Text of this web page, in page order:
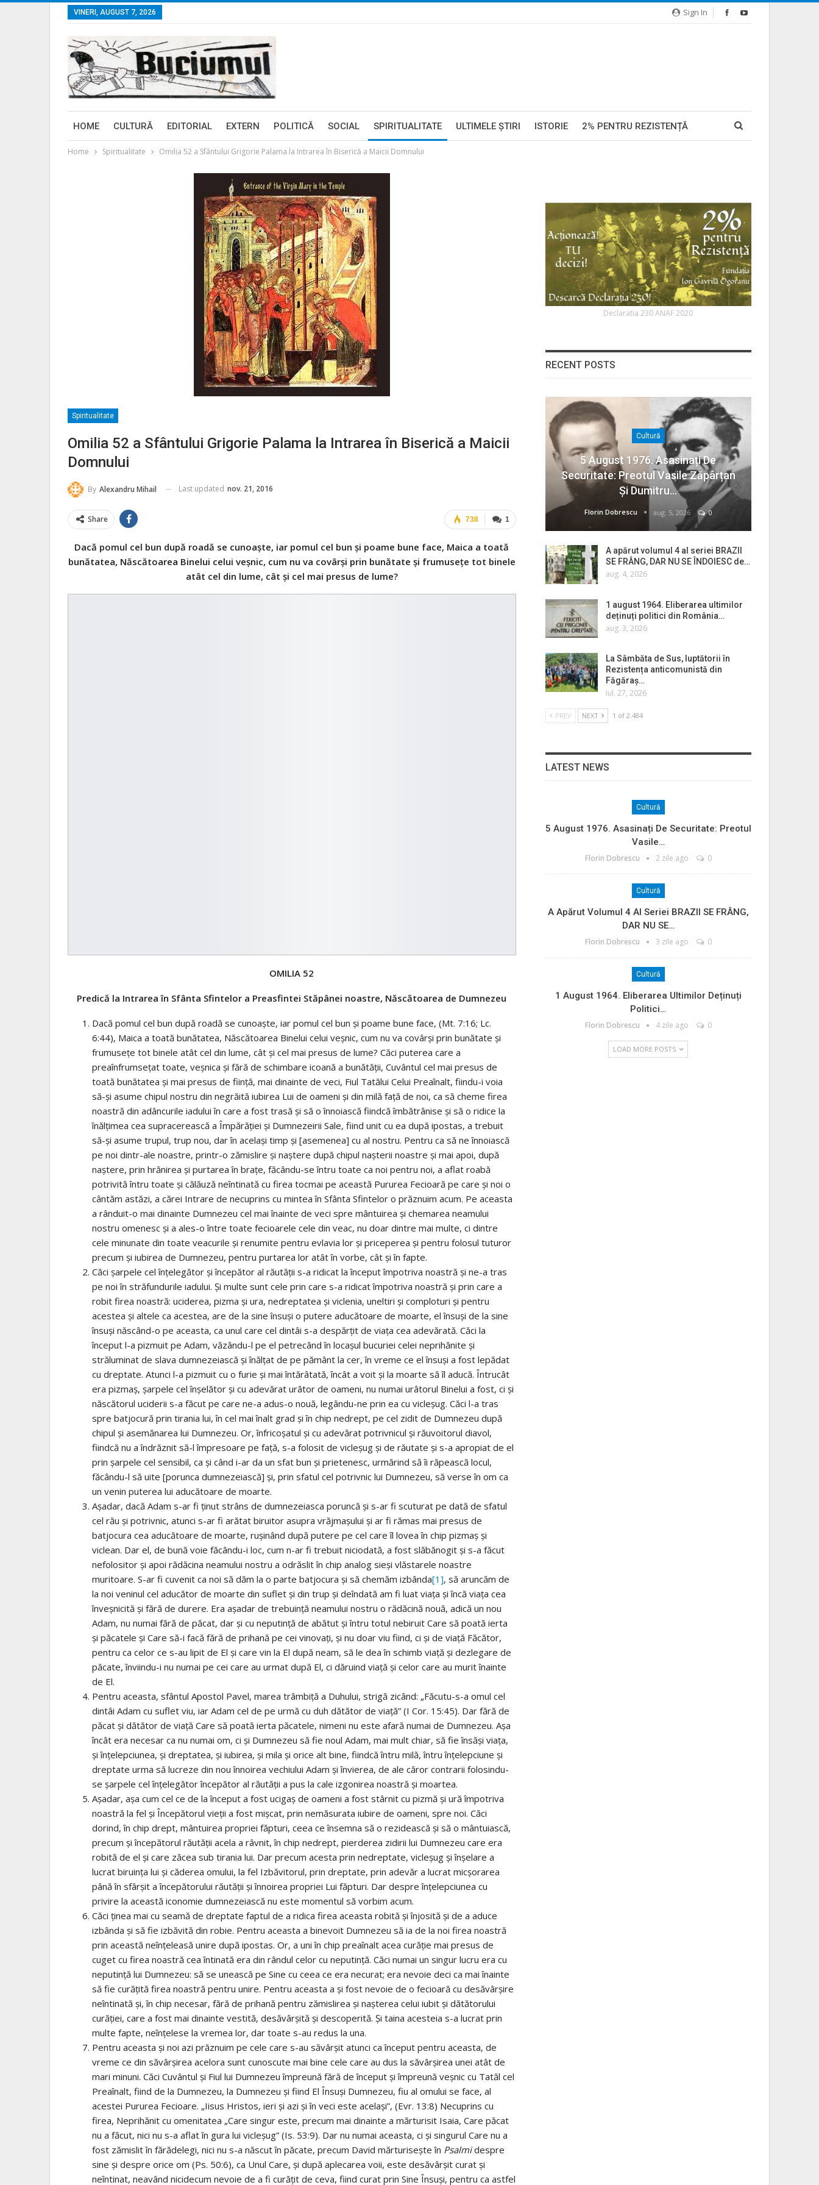
Sign In
VINERI, AUGUST 7, 2026
HOME CULTURĂ EDITORIAL EXTERN POLITICĂ SOCIAL SPIRITUALITATE ULTIMELE ŞTIRI ISTORIE 2% PENTRU REZISTENȚĂ
Home Spiritualitate Omilia 52 a Sfântului Grigorie Palama la Intrarea în Biserică a Maicii Domnului
Spiritualitate
Omilia 52 a Sfântului Grigorie Palama la Intrarea în Biserică a Maicii
Domnului
By Alexandru Mihail Last updated nov. 21, 2016
1
738
Share
Dacă pomul cel bun după roadă se cunoaşte, iar pomul cel bun şi poame bune face, Maica a toată
bunătatea, Născătoarea Binelui celui veşnic, cum nu va covârşi prin bunătate şi frumuseţe tot binele
atât cel din lume, cât şi cel mai presus de lume?
OMILIA 52
Predică la Intrarea în Sfânta Sfintelor a Preasfintei Stăpânei noastre, Născătoarea de Dumnezeu
Dacă pomul cel bun după roadă se cunoaşte, iar pomul cel bun şi poame bune face, (Mt. 7:16; Lc.
6:44), Maica a toată bunătatea, Născătoarea Binelui celui veşnic, cum nu va covârşi prin bunătate şi
frumuseţe tot binele atât cel din lume, cât şi cel mai presus de lume? Căci puterea care a
preaînfrumseţat toate, veşnica şi fără de schimbare icoană a bunătăţii, Cuvântul cel mai presus de
toată bunătatea şi mai presus de fiinţă, mai dinainte de veci, Fiul Tatălui Celui Preaînalt, fiindu-i voia
să-şi asume chipul nostru din negrăită iubirea Lui de oameni şi din milă faţă de noi, ca să cheme firea
noastră din adâncurile iadului în care a fost trasă şi să o înnoiască fiindcă îmbătrânise şi să o ridice la
înălţimea cea supracerească a Împărăţiei şi Dumnezeirii Sale, fiind unit cu ea după ipostas, a trebuit
să-şi asume trupul, trup nou, dar în acelaşi timp şi [asemenea] cu al nostru. Pentru ca să ne înnoiască
pe noi dintr-ale noastre, printr-o zămislire şi naştere după chipul naşterii noastre şi mai apoi, după
naştere, prin hrănirea şi purtarea în braţe, făcându-se întru toate ca noi pentru noi, a aflat roabă
potrivită întru toate şi călăuză neîntinată cu firea tocmai pe această Pururea Fecioară pe care şi noi o
cântăm astăzi, a cărei Intrare de necuprins cu mintea în Sfânta Sfintelor o prăznuim acum. Pe aceasta
a rânduit-o mai dinainte Dumnezeu cel mai înainte de veci spre mântuirea şi chemarea neamului
nostru omenesc şi a ales-o între toate fecioarele cele din veac, nu doar dintre mai multe, ci dintre
cele minunate din toate veacurile şi renumite pentru evlavia lor şi priceperea şi pentru folosul tuturor
precum şi iubirea de Dumnezeu, pentru purtarea lor atât în vorbe, cât şi în fapte.
Căci şarpele cel înţelegător şi începător al răutăţii s-a ridicat la început împotriva noastră şi ne-a tras
pe noi în străfundurile iadului. Şi multe sunt cele prin care s-a ridicat împotriva noastră şi prin care a
robit firea noastră: uciderea, pizma şi ura, nedreptatea şi viclenia, uneltiri şi comploturi şi pentru
acestea şi altele ca acestea, are de la sine însuşi o putere aducătoare de moarte, el însuşi de la sine
însuşi născând-o pe aceasta, ca unul care cel dintâi s-a despărţit de viaţa cea adevărată. Căci la
început l-a pizmuit pe Adam, văzându-l pe el petrecând în locaşul bucuriei celei neprihănite şi
străluminat de slava dumnezeiască şi înălţat de pe pământ la cer, în vreme ce el însuşi a fost lepădat
cu dreptate. Atunci l-a pizmuit cu o furie şi mai întărâtată, încât a voit şi la moarte să îl aducă. Întrucât
era pizmaş, şarpele cel înşelător şi cu adevărat urâtor de oameni, nu numai urâtorul Binelui a fost, ci şi
născătorul uciderii s-a făcut pe care ne-a adus-o nouă, legându-ne prin ea cu vicleşug. Căci l-a tras
spre batjocură prin tirania lui, în cel mai înalt grad şi în chip nedrept, pe cel zidit de Dumnezeu după
chipul şi asemănarea lui Dumnezeu. Or, înfricoşatul şi cu adevărat potrivnicul şi răuvoitorul diavol,
fiindcă nu a îndrăznit să-l împresoare pe faţă, s-a folosit de vicleşug şi de răutate şi s-a apropiat de el
prin şarpele cel sensibil, ca şi când i-ar da un sfat bun şi prietenesc, urmărind să îi răpească locul,
făcându-l să uite [porunca dumnezeiască] şi, prin sfatul cel potrivnic lui Dumnezeu, să verse în om ca
un venin puterea lui aducătoare de moarte.
Aşadar, dacă Adam s-ar fi ţinut strâns de dumnezeiasca poruncă şi s-ar fi scuturat pe dată de sfatul
cel rău şi potrivnic, atunci s-ar fi arătat biruitor asupra vrăjmaşului şi ar fi rămas mai presus de
batjocura cea aducătoare de moarte, ruşinând după putere pe cel care îl lovea în chip pizmaş şi
viclean. Dar el, de bună voie făcându-i loc, cum n-ar fi trebuit niciodată, a fost slăbănogit şi s-a făcut
nefolositor şi apoi rădăcina neamului nostru a odrăslit în chip analog sieşi vlăstarele noastre
muritoare. S-ar fi cuvenit ca noi să dăm la o parte batjocura şi să chemăm izbânda[1], să aruncăm de
la noi veninul cel aducător de moarte din suflet şi din trup şi deîndată am fi luat viaţa şi încă viaţa cea
înveşnicită şi fără de durere. Era aşadar de trebuinţă neamului nostru o rădăcină nouă, adică un nou
Adam, nu numai fără de păcat, dar şi cu neputinţă de abătut şi întru totul nebiruit Care să poată ierta
şi păcatele şi Care să-i facă fără de prihană pe cei vinovaţi, şi nu doar viu fiind, ci şi de viaţă Făcător,
pentru ca celor ce s-au lipit de El şi care vin la El după neam, să le dea în schimb viaţă şi dezlegare de
păcate, înviindu-i nu numai pe cei care au urmat după El, ci dăruind viaţă şi celor care au murit înainte
de El.
Pentru aceasta, sfântul Apostol Pavel, marea trâmbiţă a Duhului, strigă zicând: „Făcutu-s-a omul cel
dintâi Adam cu suflet viu, iar Adam cel de pe urmă cu duh dătător de viaţă” (I Cor. 15:45). Dar fără de
păcat şi dătător de viaţă Care să poată ierta păcatele, nimeni nu este afară numai de Dumnezeu. Aşa
încât era necesar ca nu numai om, ci şi Dumnezeu să fie noul Adam, mai mult chiar, să fie însăşi viaţa,
şi înţelepciunea, şi dreptatea, şi iubirea, şi mila şi orice alt bine, fiindcă întru milă, întru înţelepciune şi
dreptate urma să lucreze din nou înnoirea vechiului Adam şi învierea, de ale căror contrarii folosindu-
se şarpele cel înţelegător începător al răutăţii a pus la cale izgonirea noastră şi moartea.
Aşadar, aşa cum cel ce de la început a fost ucigaş de oameni a fost stârnit cu pizmă şi ură împotriva
noastră la fel şi Începătorul vieţii a fost mişcat, prin nemăsurata iubire de oameni, spre noi. Căci
dorind, în chip drept, mântuirea propriei făpturi, ceea ce însemna să o rezidească şi să o mântuiască,
precum şi începătorul răutăţii acela a râvnit, în chip nedrept, pierderea zidirii lui Dumnezeu care era
robită de el şi care zăcea sub tirania lui. Dar precum acesta prin nedreptate, vicleşug şi înşelare a
lucrat biruinţa lui şi căderea omului, la fel Izbăvitorul, prin dreptate, prin adevăr a lucrat micşorarea
până în sfârşit a începătorului răutăţii şi înnoirea propriei Lui făpturi. Dar despre înţelepciunea cu
privire la această iconomie dumnezeiască nu este momentul să vorbim acum.
Căci ţinea mai cu seamă de dreptate faptul de a ridica firea aceasta robită şi înjosită şi de a aduce
izbânda şi să fie izbăvită din robie. Pentru aceasta a binevoit Dumnezeu să ia de la noi firea noastră
prin această neînţeleasă unire după ipostas. Or, a uni în chip preaînalt acea curăţie mai presus de
cuget cu firea noastră cea întinată era din rândul celor cu neputinţă. Căci numai un singur lucru era cu
neputinţă lui Dumnezeu: să se unească pe Sine cu ceea ce era necurat; era nevoie deci ca mai înainte
să fie curăţită firea noastră pentru unire. Pentru aceasta a şi fost nevoie de o fecioară cu desăvârşire
neîntinată şi, în chip necesar, fără de prihană pentru zămislirea şi naşterea celui iubit şi dătătorului
curăţiei, care a fost mai dinainte vestită, desăvârşită şi descoperită. Şi taina acesteia s-a lucrat prin
multe fapte, neînţelese la vremea lor, dar toate s-au redus la una.
Pentru aceasta şi noi azi prăznuim pe cele care s-au săvârşit atunci ca început pentru aceasta, de
vreme ce din săvârşirea acelora sunt cunoscute mai bine cele care au dus la săvârşirea unei atât de
mari minuni. Căci Cuvântul şi Fiul lui Dumnezeu împreună fără de început şi împreună veşnic cu Tatăl cel
Preaînalt, fiind de la Dumnezeu, la Dumnezeu şi fiind El Însuşi Dumnezeu, fiu al omului se face, al
acestei Pururea Fecioare. „Iisus Hristos, ieri şi azi şi în veci este acelaşi”, (Evr. 13:8) Necuprins cu
firea, Neprihănit cu omenitatea „Care singur este, precum mai dinainte a mărturisit Isaia, Care păcat
nu a făcut, nici nu s-a aflat în gura lui vicleşug” (Is. 53:9). Dar nu numai aceasta, ci şi singurul Care nu a
fost zămislit în fărădelegi, nici nu s-a născut în păcate, precum David mărturiseşte în Psalmidespre
sine şi despre orice om (Ps. 50:6), ca Unul Care, şi după aplecarea voii, este desăvârşit curat şi
neîntinat, neavând nicidecum nevoie de a fi curăţit de ceva, fiind curat prin Sine Însuşi, pentru ca astfel
Declaratia 230 ANAF 2020
RECENT POSTS
Cultură
5 August 1976. Asasinați De
Securitate: Preotul Vasile Zăpârțan
Și Dumitru…
Florin Dobrescu aug. 5, 2026 0
A apărut volumul 4 al seriei BRAZII
SE FRÂNG, DAR NU SE ÎNDOIESC de…
aug. 4, 2026
1 august 1964. Eliberarea ultimilor
deținuți politici din România…
aug. 3, 2026
La Sâmbăta de Sus, luptătorii în
Rezistența anticomunistă din
Făgăraș…
iul. 27, 2026
PREV NEXT 1 of 2.484
LATEST NEWS
Cultură
5 August 1976. Asasinați De Securitate: Preotul
Vasile…
Florin Dobrescu 2 zile ago 0
Cultură
A Apărut Volumul 4 Al Seriei BRAZII SE FRÂNG,
DAR NU SE…
Florin Dobrescu 3 zile ago 0
Cultură
1 August 1964. Eliberarea Ultimilor Deținuți
Politici…
Florin Dobrescu 4 zile ago 0
LOAD MORE POSTS